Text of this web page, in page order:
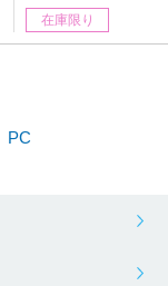
在庫限り
PC